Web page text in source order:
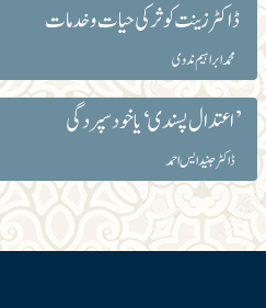
ڈاکٹر زینت کوثر کی حیات و خدمات
محمد ابراہیم ندوی
’اعتدال پسندی‘ یا خود سپردگی
ڈاکٹر جنید ایس احمد